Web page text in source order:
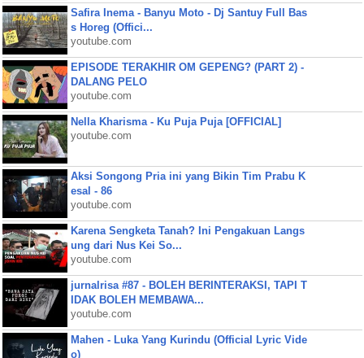
Safira Inema - Banyu Moto - Dj Santuy Full Bas
s Horeg (Offici...
youtube.com
EPISODE TERAKHIR OM GEPENG? (PART 2) -
DALANG PELO
youtube.com
Nella Kharisma - Ku Puja Puja [OFFICIAL]
youtube.com
Aksi Songong Pria ini yang Bikin Tim Prabu K
esal - 86
youtube.com
Karena Sengketa Tanah? Ini Pengakuan Langs
ung dari Nus Kei So...
youtube.com
jurnalrisa #87 - BOLEH BERINTERAKSI, TAPI T
IDAK BOLEH MEMBAWA...
youtube.com
Mahen - Luka Yang Kurindu (Official Lyric Vide
o)